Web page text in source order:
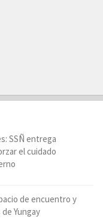
SSÑ entrega
el cuidado
de encuentro y
Yungay